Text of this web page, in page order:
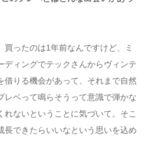
買ったのは1年前なんですけど、ミ
ディングでテックさんからヴィンテ
借りる機会があって、それまで自然
レベって鳴らそうって意識で弾かな
れないということに気づいて。そこ
長できたらいいなという思いを込め